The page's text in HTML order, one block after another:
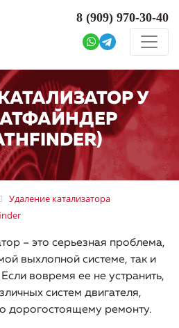
8 (909) 970-30-40
У
Удаление катализатора
– это серьезная проблема,
выхлопной системе, так и
вовремя ее не устранить,
систем двигателя,
дорогостоящему ремонту.